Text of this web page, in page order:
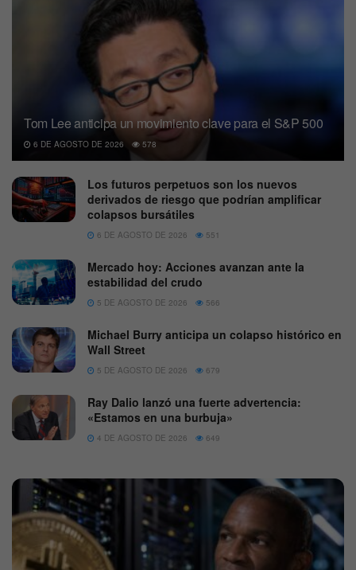
Tom Lee anticipa un movimiento clave para el S&P 500
6 DE AGOSTO DE 2026 578
Los futuros perpetuos son los nuevos
derivados de riesgo que podrían amplificar
colapsos bursátiles
6 DE AGOSTO DE 2026 551
Mercado hoy: Acciones avanzan ante la
estabilidad del crudo
5 DE AGOSTO DE 2026 566
Michael Burry anticipa un colapso histórico en
Wall Street
5 DE AGOSTO DE 2026 679
Ray Dalio lanzó una fuerte advertencia:
«Estamos en una burbuja»
4 DE AGOSTO DE 2026 649